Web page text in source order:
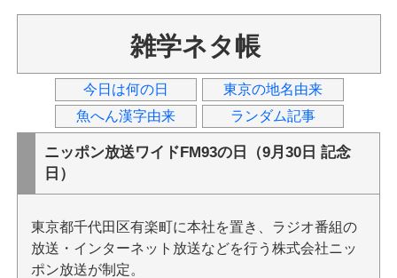
雑学ネタ帳
今日は何の日
東京の地名由来
魚へん漢字由来
ランダム記事
ニッポン放送ワイドFM93の日（9月30日 記念
日）
東京都千代田区有楽町に本社を置き、ラジオ番組の
放送・インターネット放送などを行う株式会社ニッ
ポン放送が制定。